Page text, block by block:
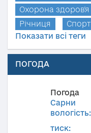
Охорона здоров'я
Річниця
Спорт
Показати всі теги
ПОГОДА
Погода
Сарни
вологість:
тиск: